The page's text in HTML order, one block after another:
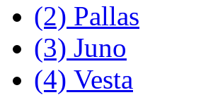
(2) Pallas
(3) Juno
(4) Vesta